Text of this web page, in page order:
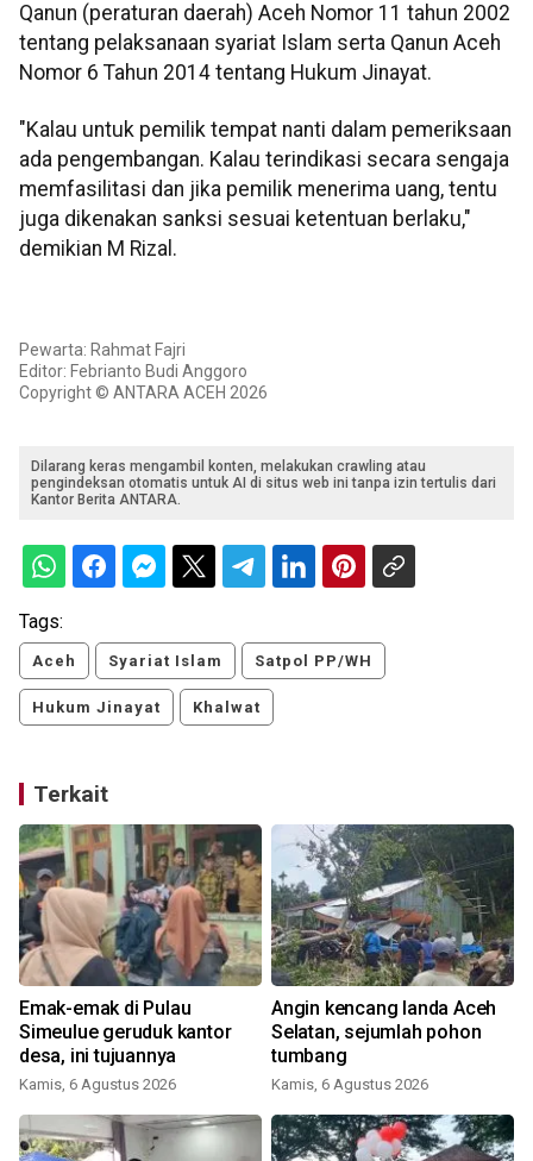
Qanun (peraturan daerah) Aceh Nomor 11 tahun 2002
tentang pelaksanaan syariat Islam serta Qanun Aceh
Nomor 6 Tahun 2014 tentang Hukum Jinayat.
"Kalau untuk pemilik tempat nanti dalam pemeriksaan
ada pengembangan. Kalau terindikasi secara sengaja
memfasilitasi dan jika pemilik menerima uang, tentu
juga dikenakan sanksi sesuai ketentuan berlaku,"
demikian M Rizal.
Pewarta: Rahmat Fajri
Editor: Febrianto Budi Anggoro
Copyright © ANTARA ACEH 2026
Dilarang keras mengambil konten, melakukan crawling atau
pengindeksan otomatis untuk AI di situs web ini tanpa izin tertulis dari
Kantor Berita ANTARA.
Tags:
Aceh Syariat Islam Satpol PP/WH
Hukum Jinayat Khalwat
Terkait
Emak-emak di Pulau
Simeulue geruduk kantor
desa, ini tujuannya
Kamis, 6 Agustus 2026
Angin kencang landa Aceh
Selatan, sejumlah pohon
tumbang
Kamis, 6 Agustus 2026